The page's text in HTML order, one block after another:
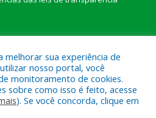
a Câmara Municipal de Anajás.
melhorar sua experiência de
nosso portal, você
monitoramento de cookies.
sobre como isso é feito, acesse
). Se você concorda, clique em